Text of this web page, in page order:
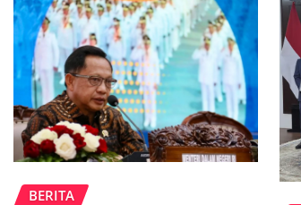
BERITA